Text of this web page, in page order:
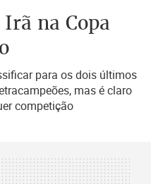
na Copa
para os dois últimos
mas é claro
competição